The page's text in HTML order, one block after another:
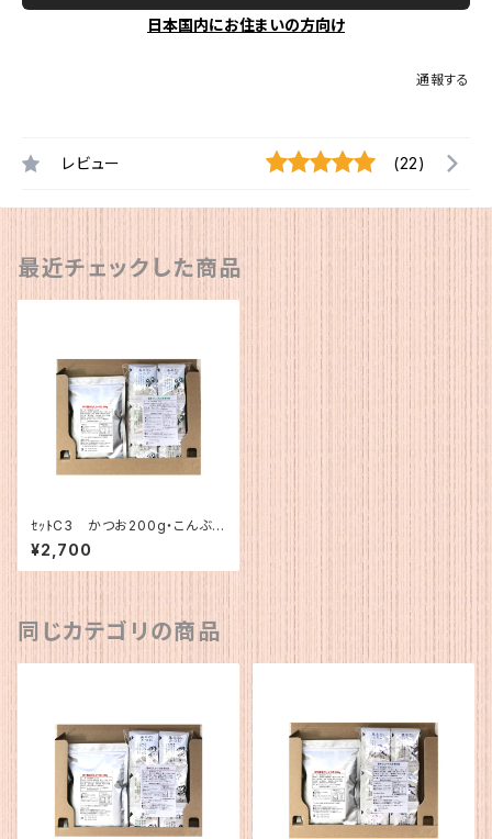
日本国内にお住まいの方向け
通報する
レビュー (22)
最近チェックした商品
ｾｯﾄC3 かつお200g・こんぶ簡
易1
¥2,700
同じカテゴリの商品